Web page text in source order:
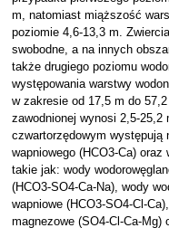
m, natomiast miąższość
poziomie 4,6-13,3 m.
swobodne, a na innych
także drugiego poziomu
występowania warstwy
w zakresie od 17,5 m do
zawodnionej wynosi 2,5-
czwartorzędowym występują
wapniowego (HCO3-Ca)
takie jak: wody
(HCO3-SO4-Ca-Na), wody
wapniowe (HCO3-SO4-Cl-
magnezowe (SO4-Cl-Ca-Mg)